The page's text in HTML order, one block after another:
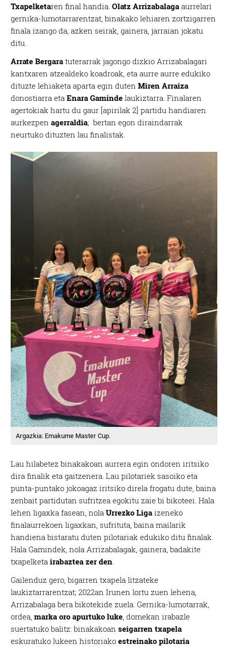
Txapelketaren final handia.Olatz Arrizabalaga aurrelari
gernika-lumotarrarentzat, binakako lehiaren zortzigarren
finala izango da; azken seirak, gainera, jarraian jokatu
ditu.
Arrate Bergara tuterarrak jagongo dizkio Arrizabalagari
kantxaren atzealdeko koadroak, eta aurre aurre edukiko
dituzte lehiaketa aparta egin dutenMiren Arraiza
donostiarra etaEnara Gaminde laukiztarra. Finalaren
agertokiak hartu du gaur [apirilak 2] partidu handiaren
aurkezpenagerraldia; bertan egon diraindarrak
neurtuko dituzten lau finalistak.
Argazkia: Emakume Master Cup.
Lau hilabetez binakakoan aurrera egin ondoren iritsiko
dira finalik eta gaitzenera. Lau pilotariek sasoiko eta
punta-puntako jokoagaz iritsiko direla frogatu dute, baina
zenbait partidutan sufritzea egokitu zaie bi bikoteei. Hala
lehen ligaxka fasean, nolaUrrezko Liga izeneko
finalaurrekoen ligaxkan, sufrituta, baina mailarik
handiena bistaratu duten pilotariak edukiko ditu finalak.
Hala Gamindek, nola Arrizabalagak, gainera, badakite
txapelketa irabaztea zer den.
Gailenduz gero, bigarren txapela litzateke
laukiztarrarentzat; 2022an Irunen lortu zuen lehena,
Arrizabalaga bera bikotekide zuela. Gernika-lumotarrak,
ordea,marka oro apurtuko luke, domekan irabazle
suertatuko balitz: binakakoanseigarren txapela
eskuratuko lukeen historiakoestreinako pilotaria